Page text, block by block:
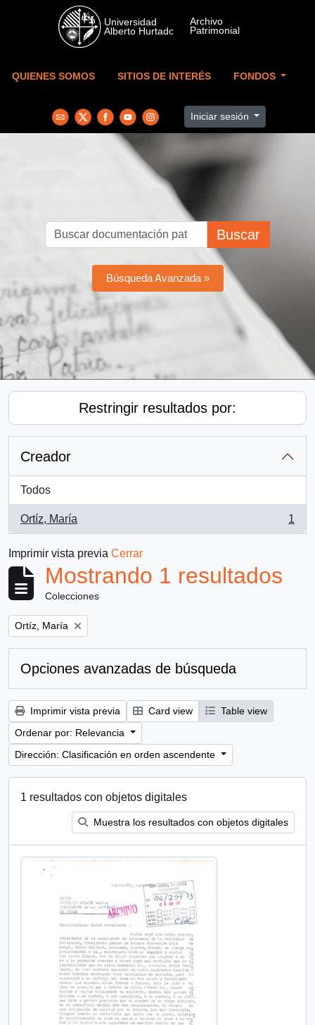
Skip to main content
QUIENES SOMOS SITIOS DE INTERÉS FONDOS
Iniciar sesión
Buscar
Búsqueda Avanzada »
Restringir resultados por:
Creador
Todos
Ortíz, María
, 1 resultados
1
Imprimir vista previa Cerrar
Mostrando 1 resultados
Colecciones
Remove filter:
Ortíz, María
Opciones avanzadas de búsqueda
Imprimir vista previa Card view
Table view
Ordenar por: Relevancia
Dirección: Clasificación en orden ascendente
1 resultados con objetos digitales
Muestra los resultados con objetos digitales